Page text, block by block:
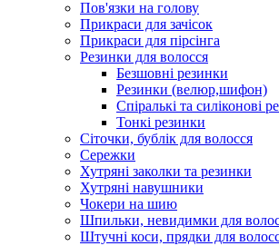
Пов'язки на голову
Прикраси для зачісок
Прикраси для пірсінга
Резинки для волосся
Безшовні резинки
Резинки (велюр,шифон)
Спіралькі та силіконові
Тонкі резинки
Сіточки, бублік для волосся
Сережки
Хутряні заколки та резинки
Хутряні навушники
Чокери на шию
Шпильки, невидимки для
Штучні коси, прядки для